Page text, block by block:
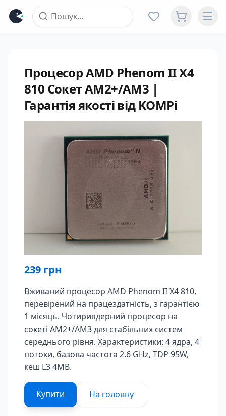
Процесор AMD Phenom II X4
810 Сокет AM2+/AM3 |
Гарантія якості від KOMPi
239 грн
Вживаний процесор AMD Phenom II X4 810,
перевірений на працездатність, з гарантією
1 місяць. Чотириядерний процесор на
сокеті AM2+/AM3 для стабільних систем
середнього рівня. Характеристики: 4 ядра, 4
потоки, базова частота 2.6 GHz, TDP 95W,
кеш L3 4MB.
Купити На головну